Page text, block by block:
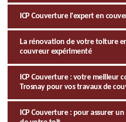
ICP Couverture l'expert en
La rénovation de votre toiture
couvreur expérimenté
ICP Couverture : votre meilleur
Trosnay pour vos travaux de
ICP Couverture : pour assurer